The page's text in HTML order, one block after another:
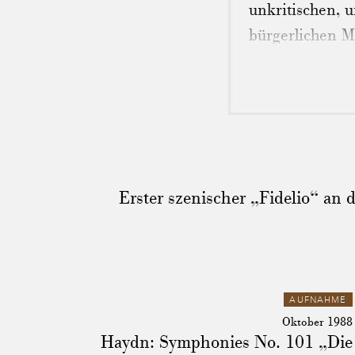
unkritischen,
bürgerlichen
als
dargestellt.
Quellen
Musikern, er
automatisch
begründet,
Herbert von
den
Erster szenischer „Fidelio“ an
AUFNAHME
Oktober 1988
Haydn: Symphonies No. 101 „Die